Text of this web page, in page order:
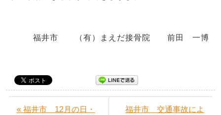
福井市 （有）まえだ接骨院 前田 一博
« 福井市 12月の日・
福井市 交通事故によ